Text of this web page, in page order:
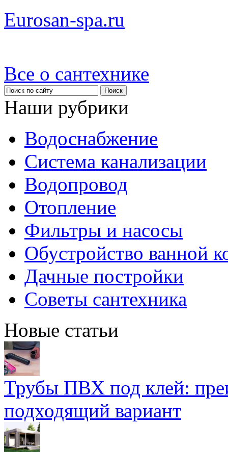
Eurosan-spa.ru
Все о сантехнике
Наши рубрики
Водоснабжение
Система канализации
Водопровод
Отопление
Фильтры и насосы
Обустройство ванной
Дачные постройки
Советы сантехника
Новые статьи
Трубы ПВХ под клей:
подходящий вариант